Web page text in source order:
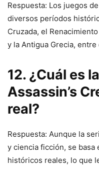
Respuesta: Los juegos
diversos períodos
Cruzada, el
y la Antigua Grecia, entre
12. ¿Cuál es
Assassin’s
real?
Respuesta: Aunque la
y ciencia ficción, se basa
históricos reales, lo que